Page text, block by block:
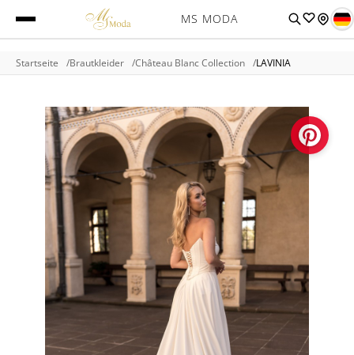
MS MODA
Startseite Brautkleider Château Blanc Collection LAVINIA